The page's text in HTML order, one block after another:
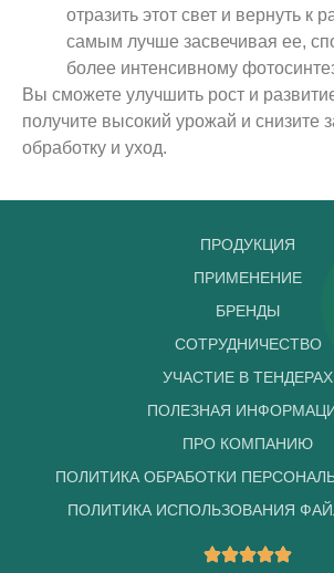
отразить этот свет и вернуть к
самым лучше засвечивая ее,
более интенсивному
Вы сможете улучшить рост и
получите высокий урожай и снизите
обработку и уход.
ПРОДУКЦИЯ
ПРИМЕНЕНИЕ
БРЕНДЫ
СОТРУДНИЧЕСТВО
УЧАСТИЕ В ТЕНДЕРАХ
ПОЛЕЗНАЯ
ПРО КОМПАНИЮ
ПОЛИТИКА ОБРАБОТКИ
ПОЛИТИКА ИСПОЛЬЗОВАНИЯ